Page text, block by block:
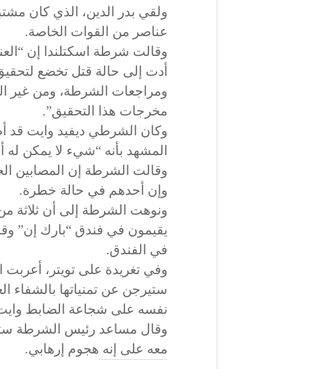
ولقي بدر الدين، الذي كان
عناصر من القوات الخاصة.
وقالت شرطة اسكتلندا إن
أدت إلى حالة قتل تخضع
ومراجعات الشرطة، ومن غير
مخرجات هذا التحقيق”.
وكان الشرطي ديفيد وايت قد
المشهد بأنه “شيء لا يمكن له
وقالت الشرطة إن المصابين
وإن أحدهم في حالة خطرة.
ونوهت الشرطة إلى أن ثلاثة
يقيمون في فندق “بارك إن”
في الفندق.
وفي تغريدة على تويتر، أعربت
ستيرجن عن تمنياتها بالشفاء
نفسه على شجاعة الضابط
وقال مساعد رئيس الشرطة
معه على إنه هجوم إرهابي.